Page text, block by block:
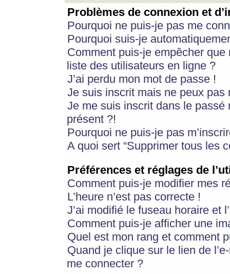
Problèmes de connexion et
Pourquoi ne puis-je pas me
Pourquoi suis-je
Comment puis-je empêcher
liste des utilisateurs en ligne ?
J’ai perdu mon mot de passe !
Je suis inscrit mais ne peux pas
Je me suis inscrit dans le
présent ?!
Pourquoi ne puis-je pas
A quoi sert “Supprimer tous les
Préférences et réglages de
Comment puis-je modifier mes
L’heure n’est pas correcte !
J’ai modifié le fuseau horaire et
Comment puis-je afficher une
Quel est mon rang et comment
Quand je clique sur le lien de
me connecter ?